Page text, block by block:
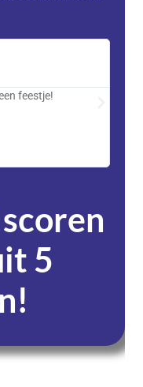
feestje!
5